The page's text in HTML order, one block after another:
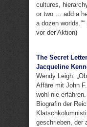
cultures,
or two … add a
a dozen
vor der Aktion)
The Secret
Jacqueline
Wendy Leigh:
Affäre mit John
wohl nie
Biografin der
geschrieben, der